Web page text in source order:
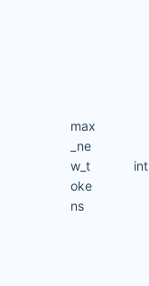
max
_ne
w_t
oke
ns
int